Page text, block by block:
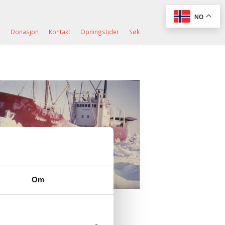
Om
Donasjon Kontakt Opningstider Søk
NO